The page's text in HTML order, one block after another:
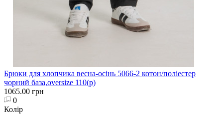
Брюки для хлопчика весна-осінь 5066-2 котон/поліестер
чорний база,oversize 110(р)
1065.00 грн
0
Колір